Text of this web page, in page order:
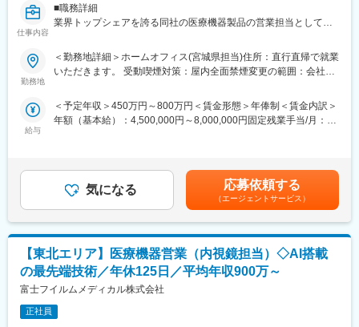
す。
■充実した福利厚生◎
に利用可）など、嬉しい福利厚生制度がございます。
※宿泊を伴う国内出張あり。日本全国の大学病院・基幹病院および
学会等への出張があります。
■担当製品：
担当製品である「オプチューン（Optune）」は、特定の悪性腫瘍
（脳腫瘍の膠芽腫や非小細胞肺がんなどの固形癌）の細胞分裂
す。セラミック製の電極パッド（アレイ）を身体に貼り、持ち運
び可能な本体から交流電場を送り続けることで腫瘍の増殖を抑え
して一定の有用性が実証されています。
※2017年に保険収載が開始され、現在は膠芽腫（脳腫瘍）／切除
不能な進行・再発の非小細胞肺癌（NSCLC）に対して適応があり
ます。
■入社後の流れ：
東京での2～3週間（予定）の研修を終えた後、現場でのOJT研修
となります。これまでMRの方に多くご入社頂いており、ミドル・
シニア問わずご活躍いただいています。
仕事内容
■職務詳細
業界トップシェアを誇る同社の医療機器製品の営業担当として以
・医療機器製品の販売活動及びエリアマーケティング活動
・臨床現場での安全使用のための技術サポート（手術立ち合いあ
確かつ迅速な提供による医療現場サポート
・プロジェクトメンバーとの協力による担当エリア販売戦略策
・製品・臨床に関する高度な専門知識の習得
■担当製品：
大きく2つの製品を担当していただきます。
（1）末梢血管用ステントグラフト：人工血管と金属のバネを組み
合わせたデバイスでカテーテルを用いて治療を行う医療機器にな
ります。
（2）スーチャー（縫合糸）：手術で使用される縫合糸になりま
す。
勤務地
＜勤務地詳細＞ホームオフィス(宮城県担当)住所：直行直帰で就業
いただきます。 受動喫煙対策：屋内全面禁煙変更の範囲：会社の
給与
＜予定年収＞450万円～800万円＜賃金形態＞年俸制＜賃金内訳＞
年額（基本給）：4,500,000円～8,000,000円固定残業手当/月：
あくまでも目安の金額であり、選考を通じて上下する可能性があ
ります。月給(月額)は固定手当を含めた表記です。
気になる 応募依頼する
（エージェントサービス）
【東北エリア】医療機器営業（内視鏡担当）◇AI搭載
の最先端技術／年休125日／平均年収900万～
富士フイルムメディカル株式会社
正社員